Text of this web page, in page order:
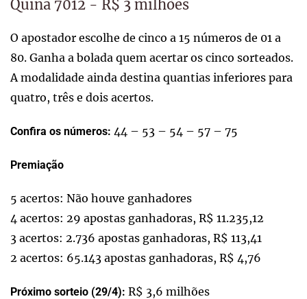
Quina 7012 - R$ 3 milhões
O apostador escolhe de cinco a 15 números de 01 a
80. Ganha a bolada quem acertar os cinco sorteados.
A modalidade ainda destina quantias inferiores para
quatro, três e dois acertos.
Confira os números: 44 – 53 – 54 – 57 – 75
Premiação
5 acertos: Não houve ganhadores
4 acertos: 29 apostas ganhadoras, R$ 11.235,12
3 acertos: 2.736 apostas ganhadoras, R$ 113,41
2 acertos: 65.143 apostas ganhadoras, R$ 4,76
Próximo sorteio (29/4): R$ 3,6 milhões